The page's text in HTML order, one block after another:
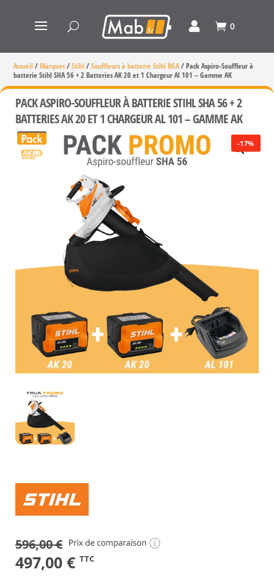
0
Accueil/Marques/Stihl/Souffleurs à batterie Stihl BGA/Pack Aspiro-Souffleur à
batterie Stihl SHA 56 + 2 Batteries AK 20 et 1 Chargeur Al 101 – Gamme AK
PACK ASPIRO-SOUFFLEUR À BATTERIE STIHL SHA 56 + 2
BATTERIES AK 20 ET 1 CHARGEUR AL 101 – GAMME AK
-17%
596,00€
Le
497,00 €Le
TTC